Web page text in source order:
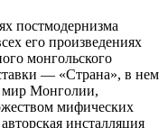
постмодернизма
его произведениях
монгольского
— «Страна», в нем
мир Монголии,
мифических
инсталляция